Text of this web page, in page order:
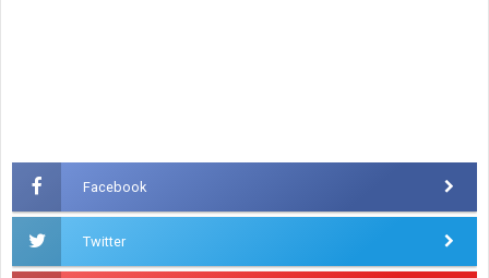
Facebook
Twitter